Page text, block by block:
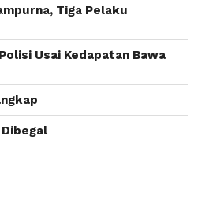
Tiga Pelaku
Usai Kedapatan Bawa